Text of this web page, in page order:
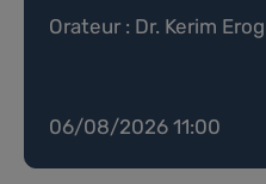
Orateur : Dr. Kerim
06/08/2026 11:00